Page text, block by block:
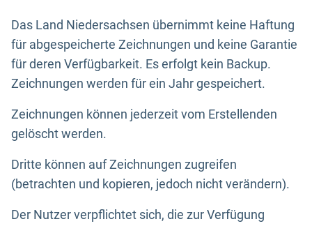
Das Land Niedersachsen übernimmt keine Haftung
für abgespeicherte Zeichnungen und keine Garantie
für deren Verfügbarkeit. Es erfolgt kein Backup.
Zeichnungen werden für ein Jahr gespeichert.
Zeichnungen können jederzeit vom Erstellenden
gelöscht werden.
Dritte können auf Zeichnungen zugreifen
(betrachten und kopieren, jedoch nicht verändern).
Der Nutzer verpflichtet sich, die zur Verfügung